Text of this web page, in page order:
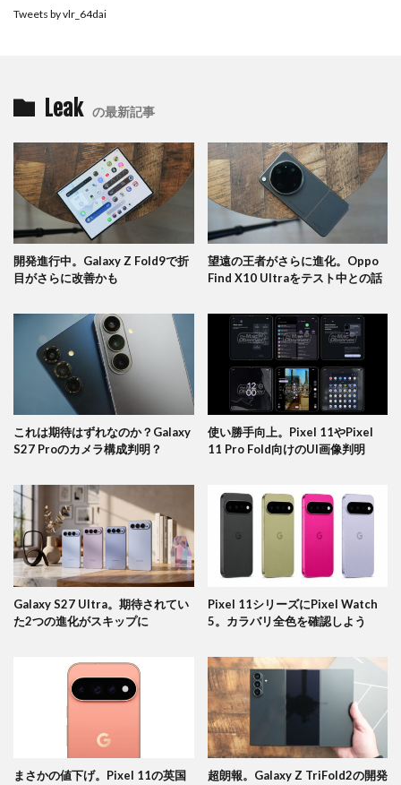
Tweets by vlr_64dai
Leak の最新記事
開発進行中。Galaxy Z Fold9で折
目がさらに改善かも
望遠の王者がさらに進化。Oppo
Find X10 Ultraをテスト中との話
これは期待はずれなのか？Galaxy
S27 Proのカメラ構成判明？
使い勝手向上。Pixel 11やPixel
11 Pro Fold向けのUI画像判明
Galaxy S27 Ultra。期待されてい
た2つの進化がスキップに
Pixel 11シリーズにPixel Watch
5。カラバリ全色を確認しよう
まさかの値下げ。Pixel 11の英国 超朗報。Galaxy Z TriFold2の開発